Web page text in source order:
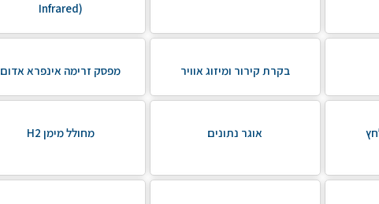
Infrared)
בקרת קירור ומיזוג אוויר מפסק זרימה אינפרא אדום
אוגר נתונים מחולל מימן H2